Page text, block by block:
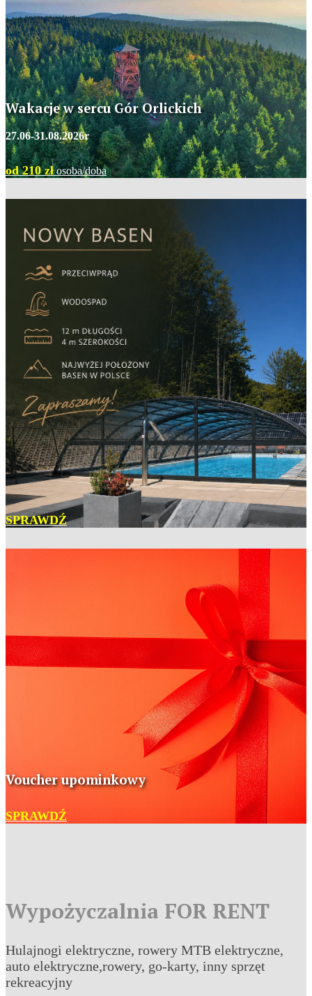
Wakacje w sercu Gór Orlickich
27.06-31.08.2026r
od 210 złosoba/doba
SPRAWDŹ
Voucher upominkowy
SPRAWDŹ
Wypożyczalnia FOR RENT
Hulajnogi elektryczne, rowery MTB elektryczne,
auto elektryczne,rowery, go-karty, inny sprzęt
rekreacyjny